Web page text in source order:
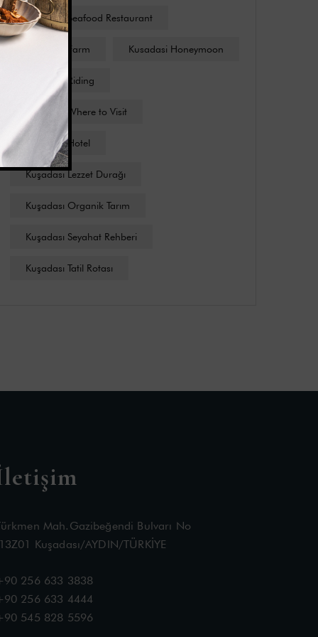
Charides Seafood Restaurant
Kusadasi Farm Kusadasi Honeymoon
Kusadasi Riding
Kusadasi Where to Visit
Kuşadası Hotel
Kuşadası Lezzet Durağı
Kuşadası Organik Tarım
Kuşadası Seyahat Rehberi
Kuşadası Tatil Rotası
Mah.Gazibeğendi Bulvarı No
Kuşadası/AYDIN/TÜRKİYE
256 633 3838
256 633 4444
545 828 5596